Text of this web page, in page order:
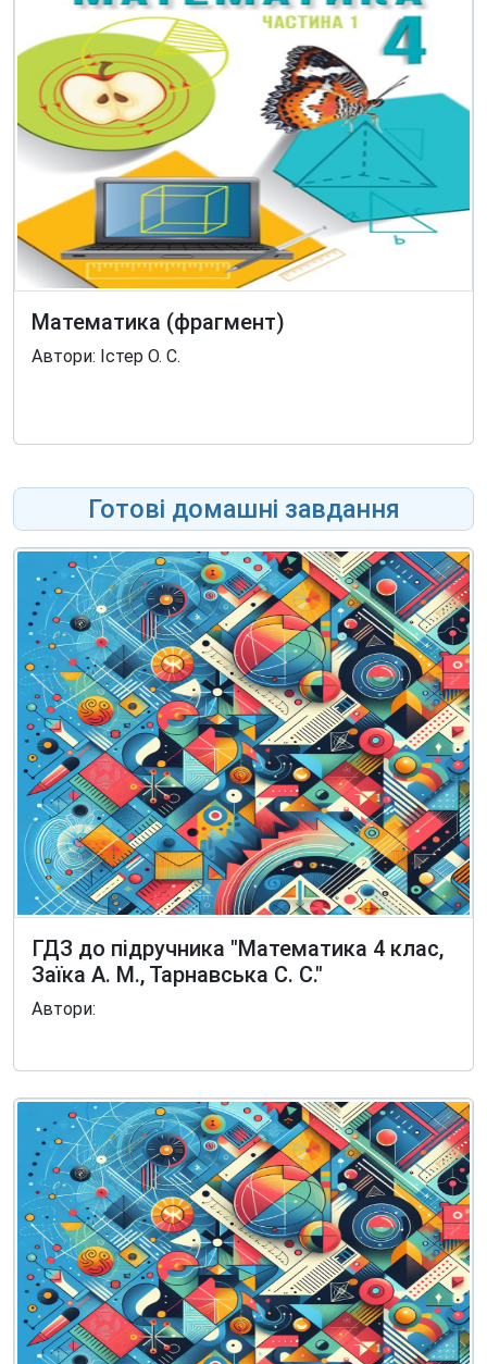
Математика (фрагмент)
Автори: Істер О. С.
Готові домашні завдання
ГДЗ до підручника "Математика 4 клас,
Заїка А. М., Тарнавська С. С."
Автори: